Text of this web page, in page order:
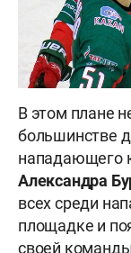
В этом плане
большинстве
нападающего
Александра
всех среди
площадке и
своей